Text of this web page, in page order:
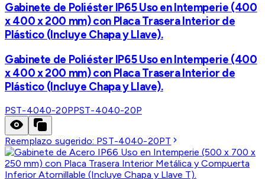
Gabinete de Poliéster IP65 Uso en Intemperie (400
x 400 x 200 mm) con Placa Trasera Interior de
Plástico (Incluye Chapa y Llave).
Gabinete de Poliéster IP65 Uso en Intemperie (400
x 400 x 200 mm) con Placa Trasera Interior de
Plástico (Incluye Chapa y Llave).
PST-4040-20PPST-4040-20P
Reemplazo sugerido: PST-4040-20PT